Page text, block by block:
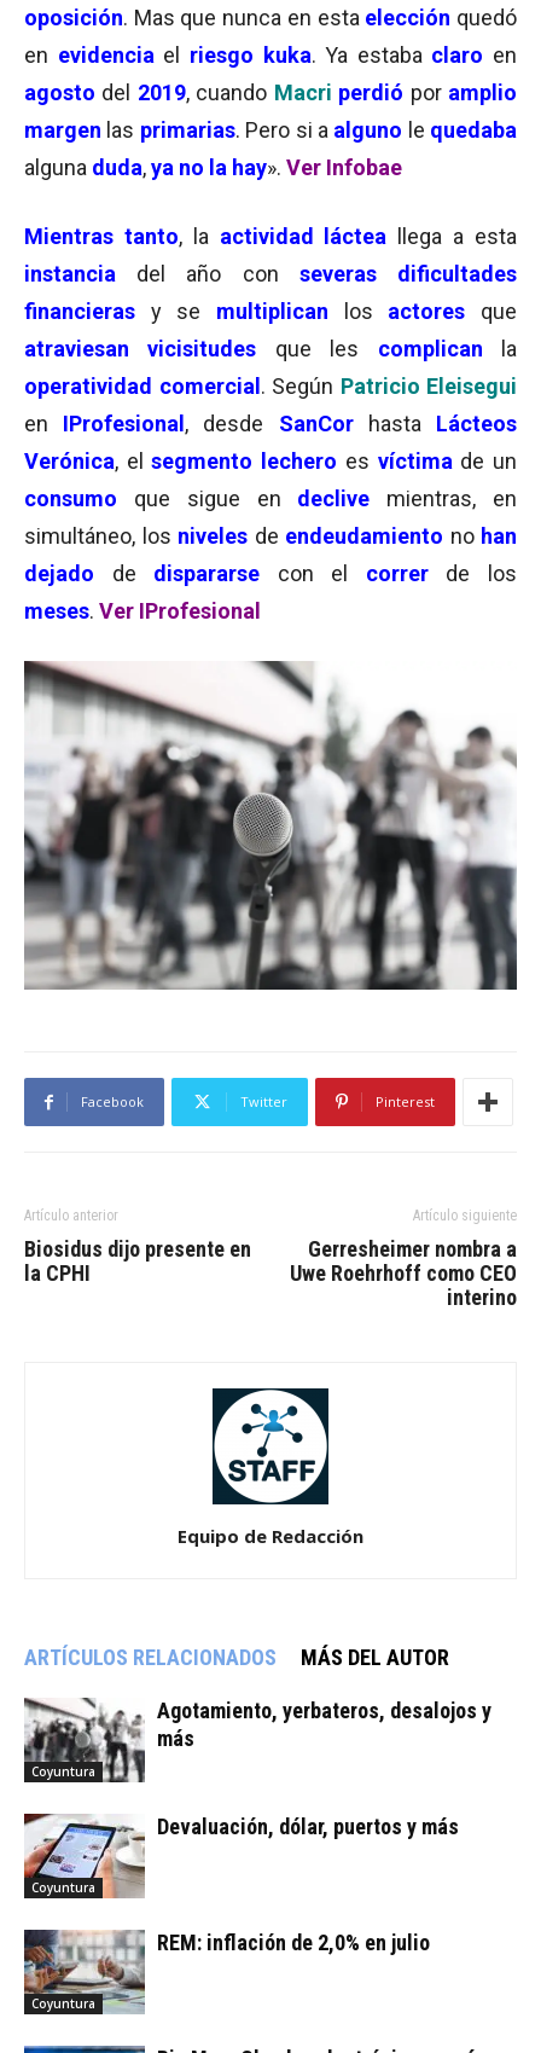
oposición. Mas que nunca en esta elección quedó
en evidencia el riesgo kuka. Ya estaba claro en
agosto del 2019, cuando Macri perdió por amplio
margen las primarias. Pero si a alguno le quedaba
alguna duda,ya no la hay». Ver Infobae
Mientras tanto, la actividad láctea
llega a esta
instancia
del año con severas dificultades
financieras y se multiplican los actores
que
atraviesan vicisitudes
que les complican
la
operatividad comercial . Según Patricio Eleisegui
en IProfesional , desde SanCor hasta Lácteos
Verónica, elsegmento lechero es víctima de un
consumo
que sigue en declive
mientras, en
simultáneo, los niveles de endeudamiento nohan
dejado
de dispararse con el correr
de los
meses. Ver IProfesional
Facebook Twitter Pinterest
Artículo anterior
Biosidus dijo presente en
la CPHI
Artículo siguiente
Gerresheimer nombra a
Uwe Roehrhoff como CEO
interino
Equipo de Redacción
ARTÍCULOS RELACIONADOS MÁS DEL AUTOR
Coyuntura
Agotamiento, yerbateros, desalojos y
más
Coyuntura
Devaluación, dólar, puertos y más
Coyuntura
REM: inflación de 2,0% en julio